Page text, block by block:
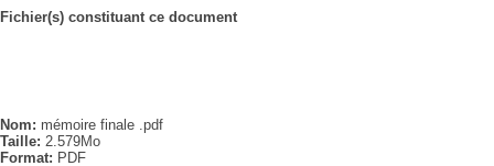
Fichier(s) constituant ce document
Nom: mémoire finale .pdf
Taille: 2.579Mo
Format: PDF